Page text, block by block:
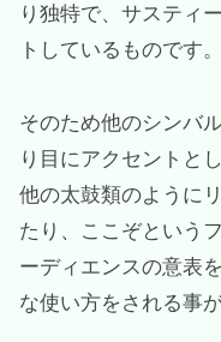
り独特で、サスティ
トしているものです。
そのため他のシンバ
り目にアクセントと
他の太鼓類のように
たり、ここぞという
ーディエンスの意表
な使い方をされる事